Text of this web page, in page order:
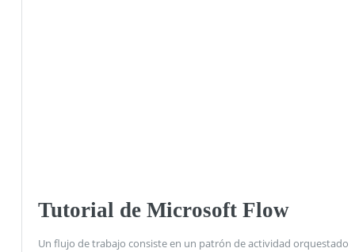
Tutorial de Microsoft Flow
Un flujo de trabajo consiste en un patrón de actividad orquestado